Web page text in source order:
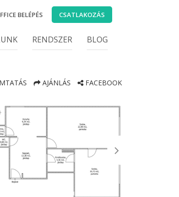
BELÉPÉS CSATLAKOZÁS
RENDSZER BLOG
AJÁNLÁS FACEBOOK